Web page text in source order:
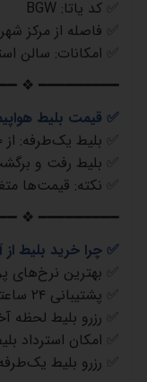
کد یاتا: BGW
فاصله از مرکز شهر
امکانات: سالن
❖ ━━━━━━━━━
✅ قیمت بلیط
بلیط یک‌طرفه: از
بلیط رفت و
نکته: قیمت‌ها
❖ ━━━━━━━━━
✅ چرا خرید بلیط از
بهترین نرخ‌های
پشتیبانی ۲۴
رزرو بلیط لحظه
امکان استرداد
رزرو بلیط